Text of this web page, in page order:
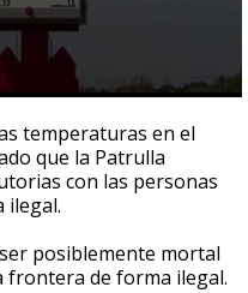
temperaturas en el
que la Patrulla
con las personas
ilegal.
posiblemente mortal
frontera de forma ilegal.